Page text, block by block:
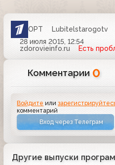
ОРТ Lubitelstarogotv
28 июля 2015, 12:54
zdorovieinfo.ru
Есть
Комментарии 0
Войдите или
комментарий
Вход через Телеграм
Другие выпуски